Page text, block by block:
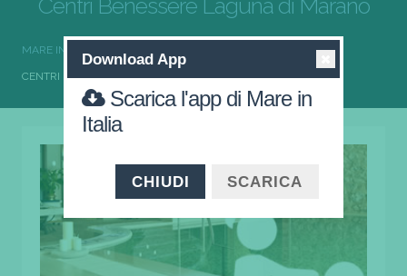
Centri Benessere Laguna di Marano
MARE IN ITALIA
CENTRI BENESSERE LAGUNA DI MARANO
Download App
Scarica l'app di Mare in
Italia
CHIUDI SCARICA